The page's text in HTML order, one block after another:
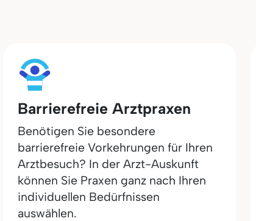
Barrierefreie Arztpraxen
Benötigen Sie besondere
barrierefreie Vorkehrungen für Ihren
Arztbesuch? In der Arzt-Auskunft
können Sie Praxen ganz nach Ihren
individuellen Bedürfnissen
auswählen.